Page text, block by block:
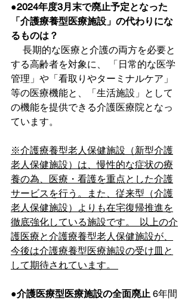
●2024年度3月末で廃止予定となった
「介護療養型医療施設」の代わりにな
るものは？
長期的な医療と介護の両方を必要と
する高齢者を対象に、 「日常的な医学
管理」や「看取りやターミナルケア」
等の医療機能と、「生活施設」として
の機能を提供できる介護医療院となっ
ています。
※介護療養型老人保健施設（新型介護
老人保健施設）は、慢性的な症状の療
養の為、医療・看護を重点とした介護
サービスを行う。また、従来型（介護
老人保健施設）よりも在宅復帰推進を
徹底強化している施設です。  以上の介
護医療と介護療養型老人保健施設が、
今後は介護療養型医療施設の受け皿と
して期待されています。
●介護医療型医療施設の全面廃止 6年間